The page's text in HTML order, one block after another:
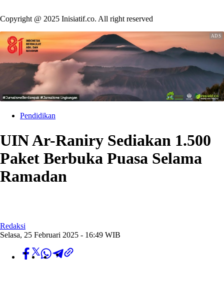
Copyright @ 2025 Inisiatif.co. All right reserved
Pendidikan
UIN Ar-Raniry Sediakan 1.500
Paket Berbuka Puasa Selama
Ramadan
Redaksi
Selasa, 25 Februari 2025 - 16:49 WIB